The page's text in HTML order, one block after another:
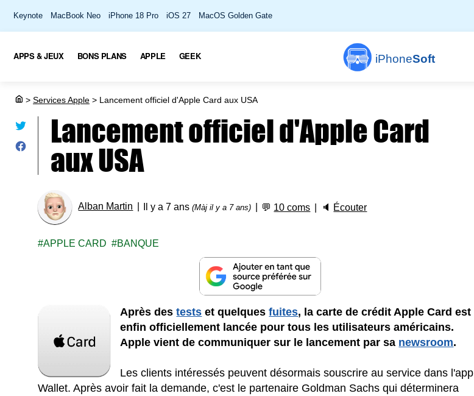
Keynote MacBook Neo iPhone 18 Pro iOS 27 MacOS Golden Gate
iPhoneSoft
APPS & JEUX BONS PLANS APPLE GEEK
> Services Apple > Lancement officiel d'Apple Card aux USA
Lancement officiel d'Apple Card
aux USA
Alban Martin Il y a 7 ans(Màj il y a 7 ans) 💬 10 coms 🔈 Écouter
APPLE CARD BANQUE
Après destests et quelquesfuites, la carte de crédit Apple Card est
enfin officiellement lancée pour tous les utilisateurs américains.
Apple vient de communiquer sur le lancement par sa newsroom.
Les clients intéressés peuvent désormais souscrire au service dans l'app
Wallet. Après avoir fait la demande, c'est le partenaire Goldman Sachs qui déterminera